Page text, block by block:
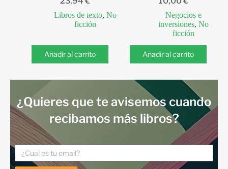
Libros de texto, No
ficción
Añadir al carrito
Negocios e
inversiones, No
ficción
Añadir al carrito
¿Quieres que te avisemos cuando
recibamos más libros?